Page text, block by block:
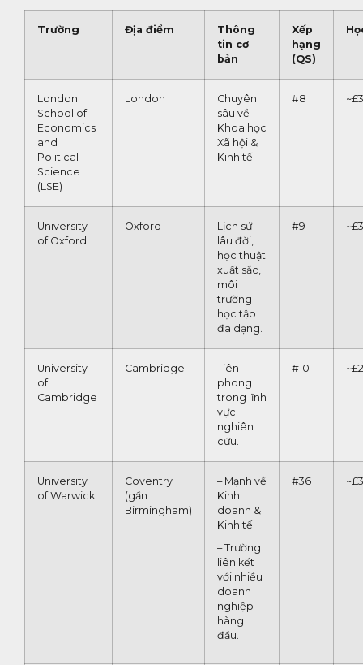
Trường Địa điểm
Thông
tin cơ
bản
Xếp
hạng
(QS)
London
School of
Economics
and
Political
Science
(LSE)
London
Chuyên
sâu về
Khoa học
Xã hội &
Kinh tế.
#8
University
of Oxford
Oxford
Lịch sử
lâu đời,
học thuật
xuất sắc,
môi
trường
học tập
đa dạng.
#9
University
of
Cambridge
Cambridge
Tiên
phong
trong lĩnh
vực
nghiên
cứu.
#10
University
of Warwick
Coventry
(gần
Birmingham)
– Mạnh về
Kinh
doanh &
Kinh tế
– Trường
liên kết
với nhiều
doanh
nghiệp
hàng
đầu.
#36